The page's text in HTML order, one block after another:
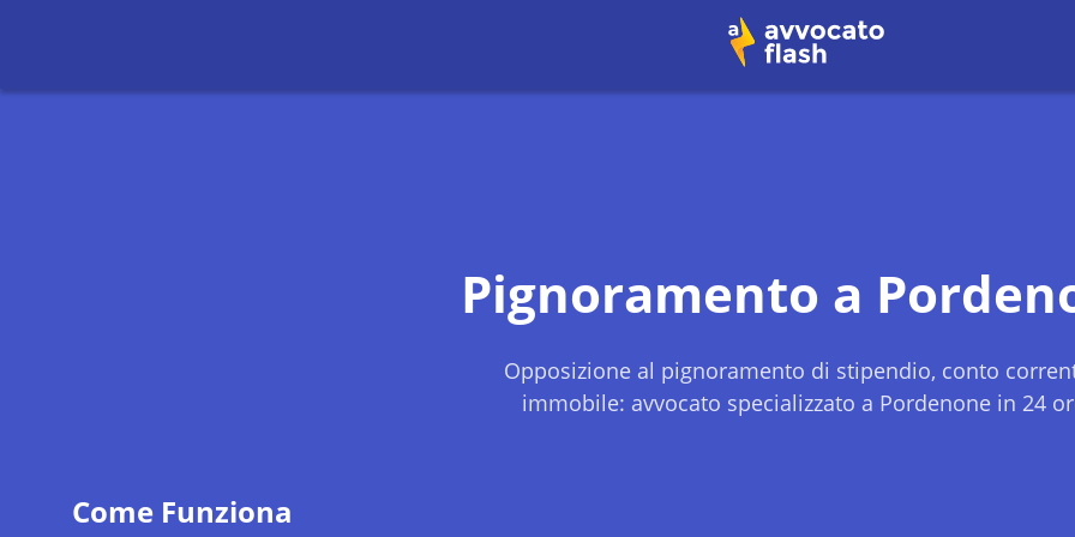
Pignoramento a
Opposizione al pignoramento di stipendio, conto
immobile: avvocato specializzato a Pordenonein 24
Come Funziona